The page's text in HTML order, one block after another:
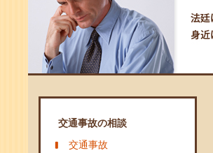
交通事故の相談
交通事故